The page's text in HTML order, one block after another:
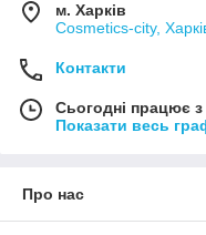
м. Харків
Cosmetics-city,
Контакти
Сьогодні працює
Показати весь
Про нас